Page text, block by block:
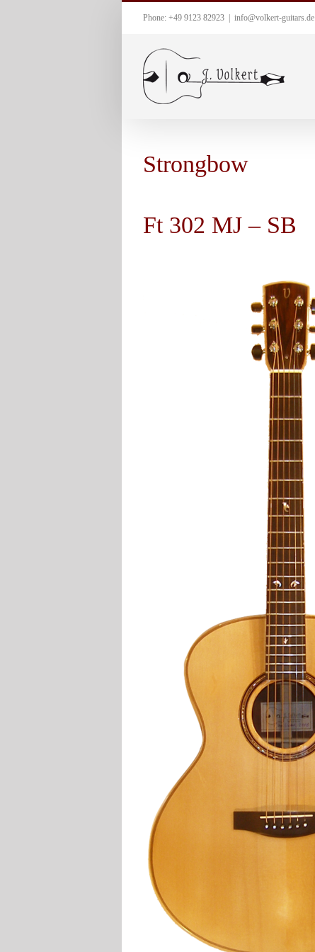
Phone: +49 9123 82923 info@volkert-guitars.de
Strongbow
Ft 302 MJ – SB